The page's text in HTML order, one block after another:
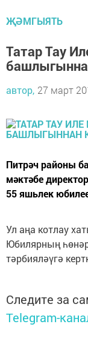
ҖӘМГЫЯТЬ
Татар Тау
автор, 27 март
Питрәч районы
мәктәбе
55 яшьлек
Ул аңа котлау
Юбилярның
тәрбияләүгә
Следите за
Telegram-